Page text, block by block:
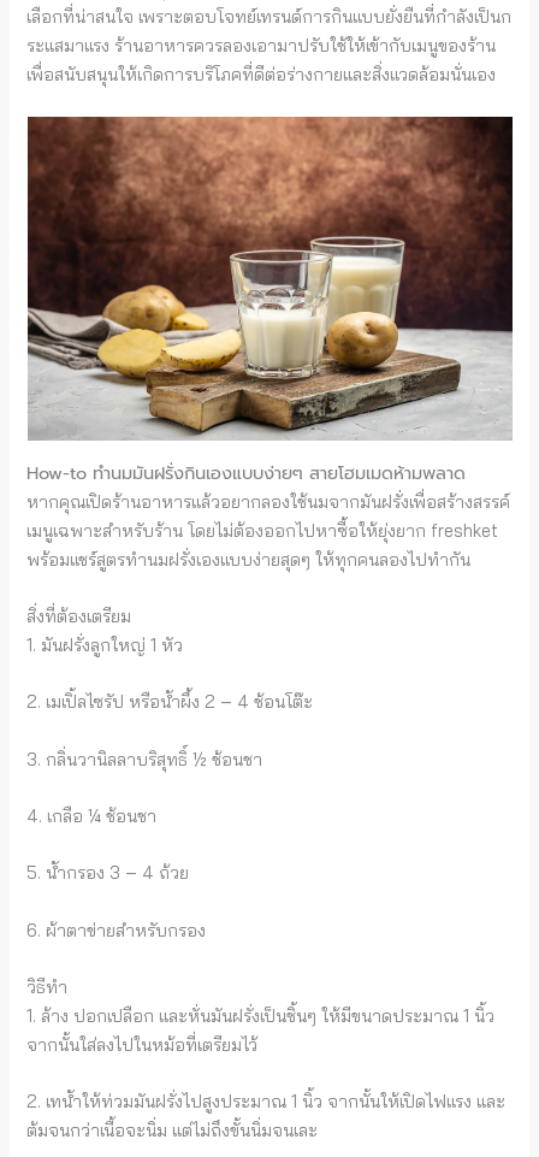
เลือกที่น่าสนใจ เพราะตอบโจทย์เทรนด์การกินแบบยั่งยืนที่กำลังเป็นก
ระแสมาแรง ร้านอาหารควรลองเอามาปรับใช้ให้เข้ากับเมนูของร้าน
เพื่อสนับสนุนให้เกิดการบริโภคที่ดีต่อร่างกายและสิ่งแวดล้อมนั่นเอง
How-to ทำนมมันฝรั่งกินเองแบบง่ายๆ สายโฮมเมดห้ามพลาด
หากคุณเปิดร้านอาหารแล้วอยากลองใช้นมจากมันฝรั่งเพื่อสร้างสรรค์
เมนูเฉพาะสำหรับร้าน โดยไม่ต้องออกไปหาซื้อให้ยุ่งยาก freshket
พร้อมแชร์สูตรทำนมฝรั่งเองแบบง่ายสุดๆ ให้ทุกคนลองไปทำกัน
สิ่งที่ต้องเตรียม
1. มันฝรั่งลูกใหญ่ 1 หัว
2. เมเปิ้ลไซรัป หรือน้ำผึ้ง 2 – 4 ช้อนโต๊ะ
3. กลิ่นวานิลลาบริสุทธิ์ ½ ช้อนชา
4. เกลือ ¼ ช้อนชา
5. น้ำกรอง 3 – 4 ถ้วย
6. ผ้าตาข่ายสำหรับกรอง
วิธีทำ
1. ล้าง ปอกเปลือก และหั่นมันฝรั่งเป็นชิ้นๆ ให้มีขนาดประมาณ 1 นิ้ว
จากนั้นใส่ลงไปในหม้อที่เตรียมไว้
2️. เทน้ำให้ท่วมมันฝรั่งไปสูงประมาณ 1 นิ้ว จากนั้นให้เปิดไฟแรง และ
ต้มจนกว่าเนื้อจะนิ่ม แต่ไม่ถึงขั้นนิ่มจนเละ